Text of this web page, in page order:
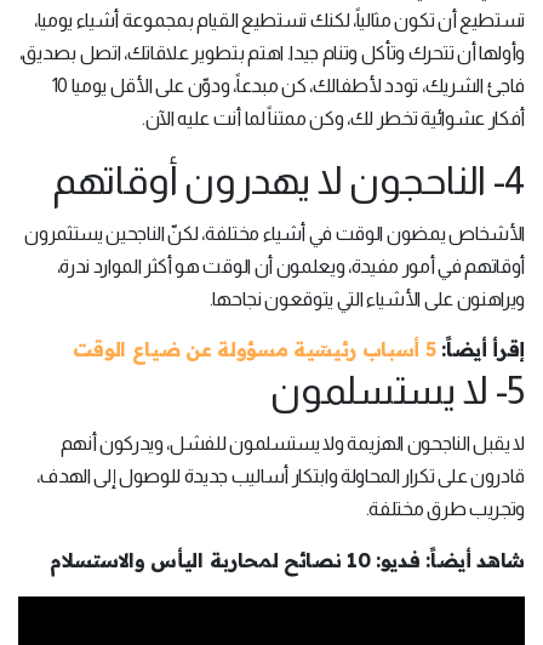
تستطيع أن تكون مثالياً، لكنك تستطيع القيام بمجموعة أشياء يوميا،
وأولها أن تتحرك وتأكل وتنام جيدا. اهتم بتطوير علاقاتك، اتصل بصديق،
فاجئ الشريك، تودد لأطفالك، كن مبدعاً، ودوّن على الأقل يوميا 10
أفكار عشوائية تخطر لك، وكن ممتناً لما أنت عليه الآن.
4- الناحجون لا يهدرون أوقاتهم
الأشخاص يمضون الوقت في أشياء مختلفة، لكنّ الناجحين يستثمرون
أوقاتهم في أمور مفيدة، ويعلمون أن الوقت هو أكثر الموارد ندرة،
ويراهنون على الأشياء التي يتوقعون نجاحها.
إقرأ أيضاً:5 أسباب رئيسّية مسؤولة عن ضياع الوقت
5- لا يستسلمون
لا يقبل الناجحون الهزيمة ولا يستسلمون للفشل، ويدركون أنهم
قادرون على تكرار المحاولة وابتكار أساليب جديدة للوصول إلى الهدف،
وتجريب طرق مختلفة.
شاهد أيضاً: فديو: 10 نصائح لمحاربة اليأس والاستسلام